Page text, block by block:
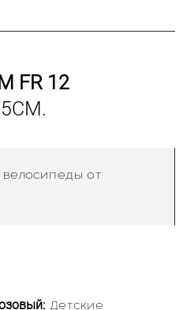
FR 12
от
Детские